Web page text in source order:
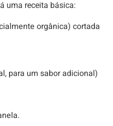
uma receita básica:
orgânica) cortada
para um sabor adicional)